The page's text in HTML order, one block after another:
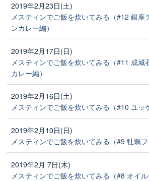
2019年2月23日(土)
メスティンでご飯を炊いてみる（#12 銀座
ンカレー編）
2019年2月17日(日)
メスティンでご飯を炊いてみる（#11 成城
カレー編）
2019年2月16日(土)
メスティンでご飯を炊いてみる（#10 ユッ
2019年2月10日(日)
メスティンでご飯を炊いてみる（#9 牡蠣フ
2019年2月 7日(木)
メスティンでご飯を炊いてみる（#8 オイル